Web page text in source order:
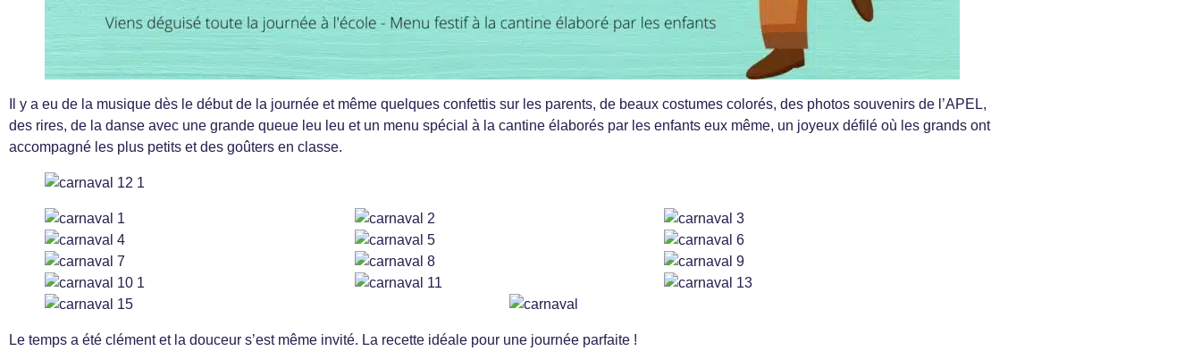
Il y a eu de la musique dès le début de la journée et même quelques confettis sur les parents, de beaux costumes colorés, des photos souvenirs de l’APEL,
des rires, de la danse avec une grande queue leu leu et un menu spécial à la cantine élaborés par les enfants eux même, un joyeux défilé où les grands ont
accompagné les plus petits et des goûters en classe.
Le temps a été clément et la douceur s’est même invité. La recette idéale pour une journée parfaite !